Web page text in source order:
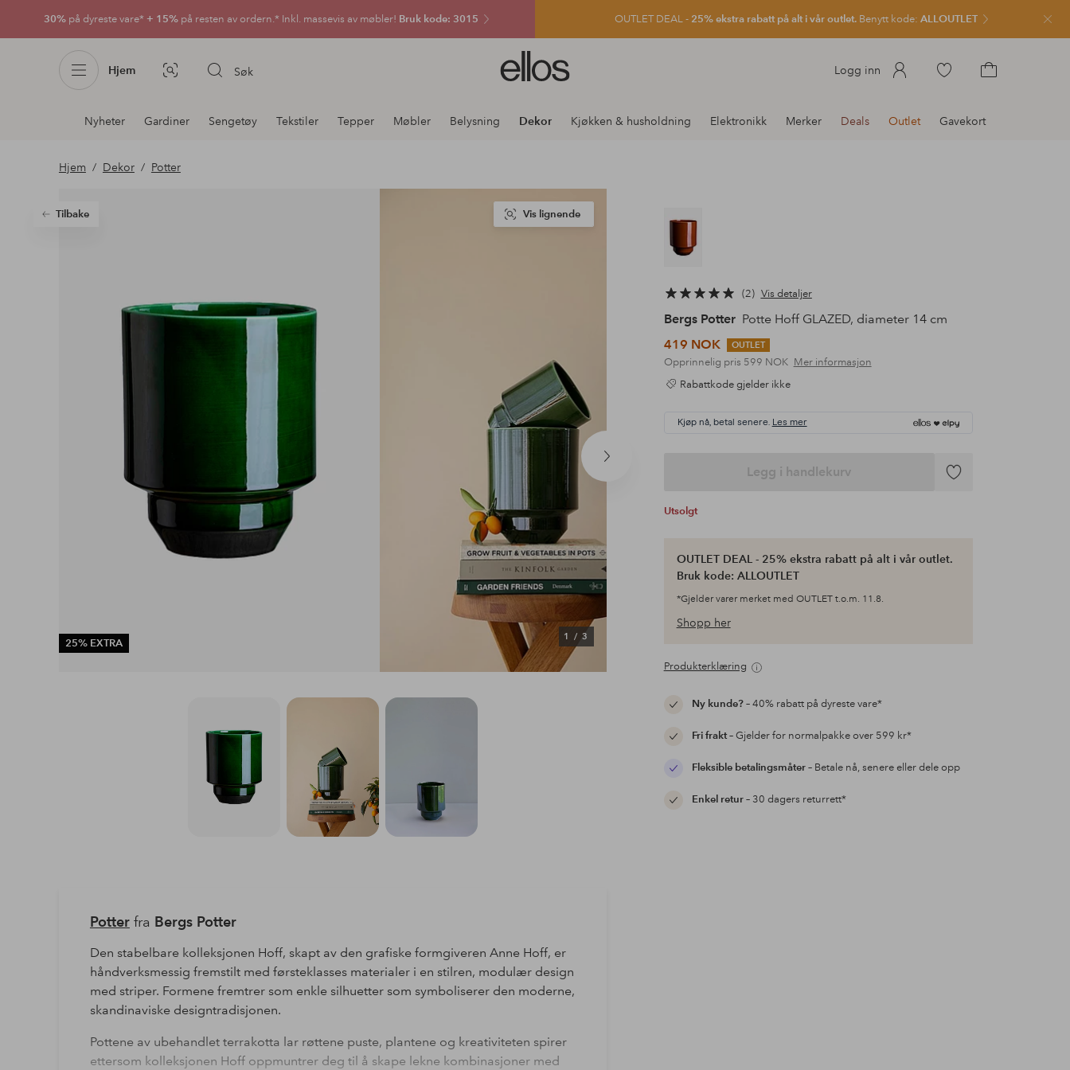
30% på dyreste vare* + 15% på resten av ordern.* Inkl. massevis av møbler! Bruk kode: 3015 OUTLET DEAL - 25% ekstra rabatt på alt i vår outlet. Benytt kode: ALLOUTLET Lukk
Hjem Bildesøk Søk
Ellos
logo
Logg inn
Gå
produkterhandlekurven
Avdelingsnavigering
Nyheter Gardiner Sengetøy Tekstiler Tepper Møbler Belysning Dekor Kjøkken & husholdning Elektronikk Merker Deals Outlet Gavekort
Hjem Dekor Potter
Tilbake
Neste
25% EXTRA
1/ 3
Vis lignende
2 Vis detaljer
Bergs Potter Potte Hoff GLAZED, diameter 14 cm
419 NOK
OUTLET
Opprinnelig pris 599 NOK Mer informasjon
Rabattkode gjelder ikke
Kjøp nå, betal senere. Les mer
Legg i handlekurv
Legg
Utsolgt
OUTLET DEAL - 25% ekstra rabatt på alt i vår outlet.
Bruk kode: ALLOUTLET
*Gjelder varer merket med OUTLET t.o.m. 11.8.
Shopp her
Produkterklæring
Ny kunde?– 40% rabatt på dyreste vare*
Fri frakt– Gjelder for normalpakke over 599 kr*
Fleksible betalingsmåter– Betale nå, senere eller dele opp
Enkel retur– 30 dagers returrett*
Potterfra Bergs Potter
Den stabelbare kolleksjonen Hoff, skapt av den grafiske formgiveren Anne Hoff, er
håndverksmessig fremstilt med førsteklasses materialer i en stilren, modulær design
med striper. Formene fremtrer som enkle silhuetter som symboliserer den moderne,
skandinaviske designtradisjonen.
Pottene av ubehandlet terrakotta lar røttene puste, plantene og kreativiteten spirer
ettersom kolleksjonen Hoff oppmuntrer deg til å skape lekne kombinasjoner med